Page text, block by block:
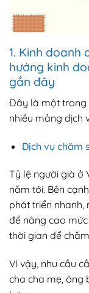
1. Kinh doanh
hướng kinh
gần đây
Đây là một trong
nhiều mảng dịch
Dịch vụ chăm
Tỷ lệ người già ở
năm tới. Bên
phát triển nhanh,
để nâng cao
thời gian để
Vì vậy, nhu cầu
cha cha mẹ, ông